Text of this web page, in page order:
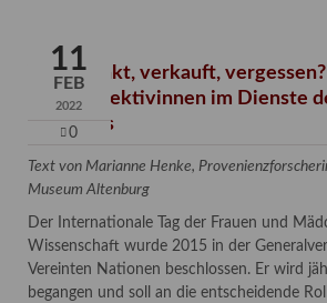
11
FEB
2022
0
Verschenkt, verkauft,
Kunstdetektivinnen im Dienste
Museums
Text von Marianne Henke,
Museum Altenburg
Der Internationale Tag der Frauen und
Wissenschaft wurde 2015 in der
Vereinten Nationen beschlossen. Er wird
begangen und soll an die entscheidende